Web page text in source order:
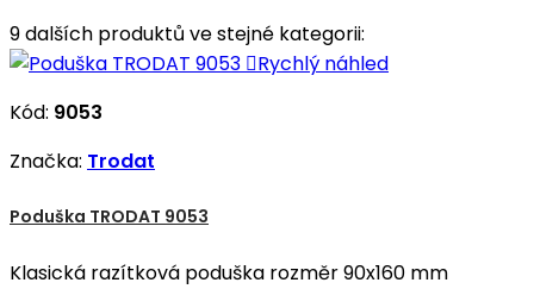
9 dalších produktů ve stejné kategorii:
Rychlý náhled
Kód: 9053
Značka: Trodat
Poduška TRODAT 9053
Klasická razítková poduška rozměr 90x160 mm